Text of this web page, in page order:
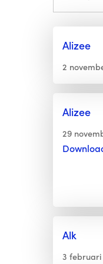
Alizee
2
Alizee
29
Alk
3 februari